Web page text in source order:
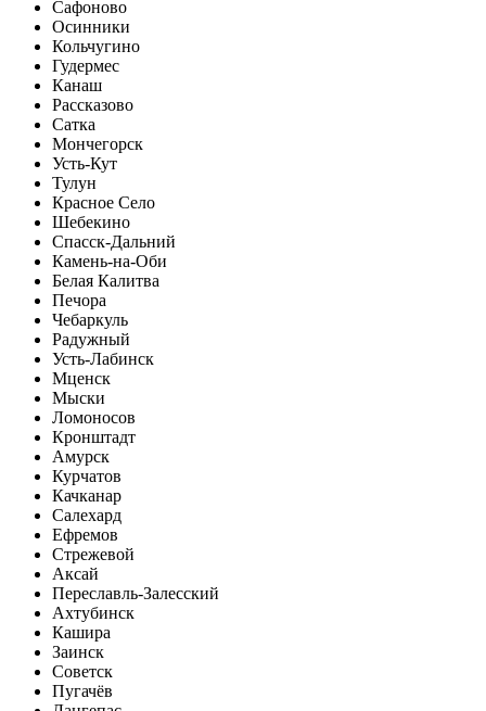
Сафоново
Осинники
Кольчугино
Гудермес
Канаш
Рассказово
Сатка
Мончегорск
Усть-Кут
Тулун
Красное Село
Шебекино
Спасск-Дальний
Камень-на-Оби
Белая Калитва
Печора
Чебаркуль
Радужный
Усть-Лабинск
Мценск
Мыски
Ломоносов
Кронштадт
Амурск
Курчатов
Качканар
Салехард
Ефремов
Стрежевой
Аксай
Переславль-Залесский
Ахтубинск
Кашира
Заинск
Советск
Пугачёв